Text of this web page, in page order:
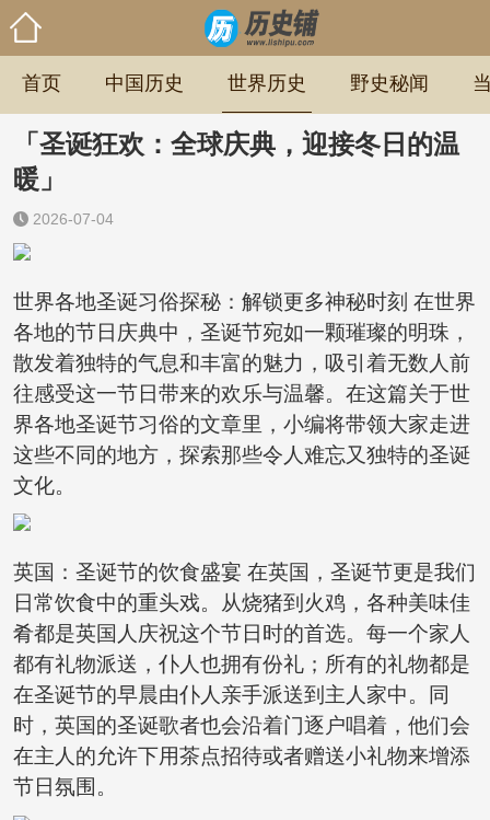
首页 中国历史 世界历史 野史秘闻
「圣诞狂欢：全球庆典，迎接冬日的温
暖」
2026-07-04
世界各地圣诞习俗探秘：解锁更多神秘时刻 在世界
各地的节日庆典中，圣诞节宛如一颗璀璨的明珠，
散发着独特的气息和丰富的魅力，吸引着无数人前
往感受这一节日带来的欢乐与温馨。在这篇关于世
界各地圣诞节习俗的文章里，小编将带领大家走进
这些不同的地方，探索那些令人难忘又独特的圣诞
文化。
英国：圣诞节的饮食盛宴 在英国，圣诞节更是我们
日常饮食中的重头戏。从烧猪到火鸡，各种美味佳
肴都是英国人庆祝这个节日时的首选。每一个家人
都有礼物派送，仆人也拥有份礼；所有的礼物都是
在圣诞节的早晨由仆人亲手派送到主人家中。同
时，英国的圣诞歌者也会沿着门逐户唱着，他们会
在主人的允许下用茶点招待或者赠送小礼物来增添
节日氛围。